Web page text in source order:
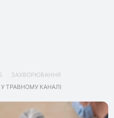
ЗАХВОРЮВАННЯ
ТРАВНОМУ КАНАЛІ